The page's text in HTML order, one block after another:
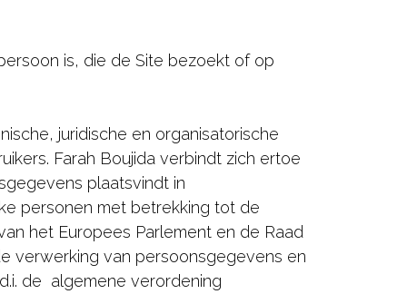
is, die de Site bezoekt of op
juridische en organisatorische
Farah Boujida verbindt zich ertoe
plaatsvindt in
personen met betrekking tot de
het Europees Parlement en de Raad
verwerking van persoonsgegevens en
de algemene verordening